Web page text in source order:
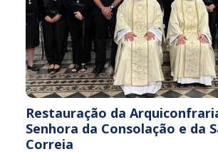
Restauração da
Senhora da Consolação e da
Correia